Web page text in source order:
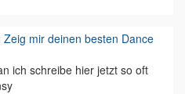
Zeig mir deinen besten Dance
ich schreibe hier jetzt so oft